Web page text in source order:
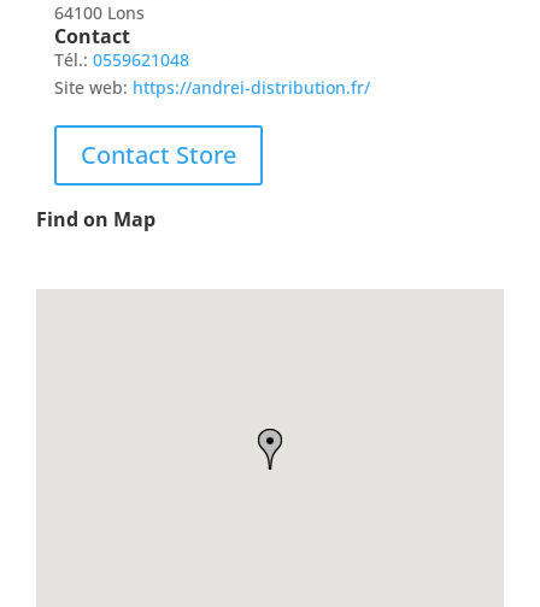
64100 Lons
Contact
Tél.: 0559621048
Site web: https://andrei-distribution.fr/
Contact Store
Find on Map